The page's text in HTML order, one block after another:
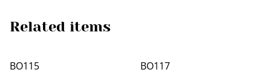
Related items
BO115
BO117